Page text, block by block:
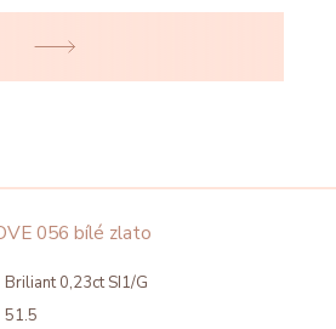
056 bílé zlato
Briliant 0,23ct SI1/G
51.5